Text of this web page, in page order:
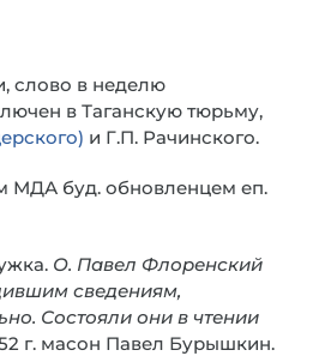
слово в неделю
в Таганскую тюрьму,
и Г.П. Рачинского.
МДА буд. обновленцем еп.
О. Павел Флоренский
сведениям,
Состояли они в чтении
г. масон Павел Бурышкин.